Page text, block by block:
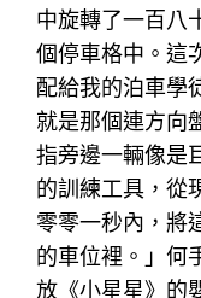
中旋轉了一百八
個停車格中。
配給我的泊車學
就是那個連方向
指旁邊一輛像是
的訓練工具，從
零零一秒內，將
的車位裡。」何
放《小星星》的